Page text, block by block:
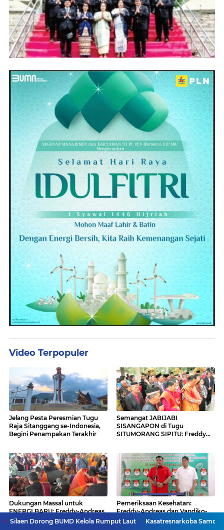
Video Terpopuler
Jelang Pesta Peresmian Tugu
Raja Sitanggang se-Indonesia,
Begini Penampakan Terakhir
Semangat JABIJABI
SISANGAPON di Tugu
SITUMORANG SIPITU: Freddy
Dukungan Massal untuk
ENERGI BARU: Freddy-Andreas
Marsitutu Ajak Warga
Membangun Samosir
Pemeriksaan Kesehatan:
Freddy-Andreas dan Vandiko-
Ariston Siap Maju di Pilkada
BUMD Kelola Rumput Laut Kasatresnarkoba Samosir Diganti,